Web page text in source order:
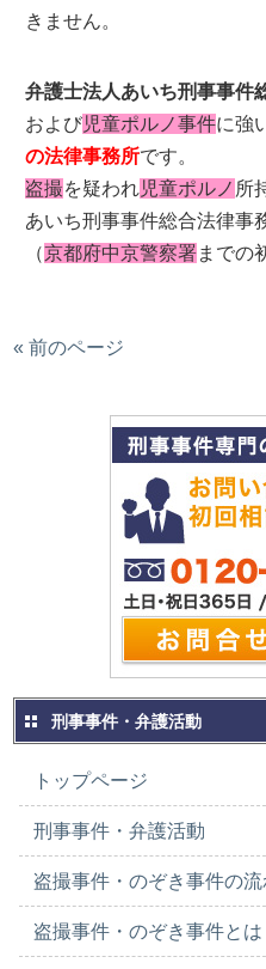
きません。
弁護士法人あいち刑事事件
および児童ポルノ事件に強
の法律事務所です。
盗撮を疑われ児童ポルノ 所
あいち刑事事件総合法律事
（京都府中京警察署までの
« 前のページ
刑事事件・弁護活動
トップページ
刑事事件・弁護活動
盗撮事件・のぞき事件の流
盗撮事件・のぞき事件と